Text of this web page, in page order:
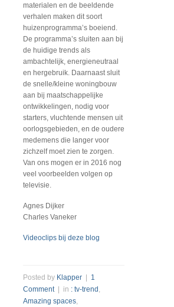
materialen en de beeldende
verhalen maken dit soort
huizenprogramma’s boeiend.
De programma’s sluiten aan bij
de huidige trends als
ambachtelijk, energieneutraal
en hergebruik. Daarnaast sluit
de snelle/kleine woningbouw
aan bij maatschappelijke
ontwikkelingen, nodig voor
starters, vluchtende mensen uit
oorlogsgebieden, en de oudere
medemens die langer voor
zichzelf moet zien te zorgen.
Van ons mogen er in 2016 nog
veel voorbeelden volgen op
televisie.
Agnes Dijker
Charles Vaneker
Videoclips bij deze blog
Posted by Klapper
1
Comment| in : tv-trend ,
Amazing spaces,